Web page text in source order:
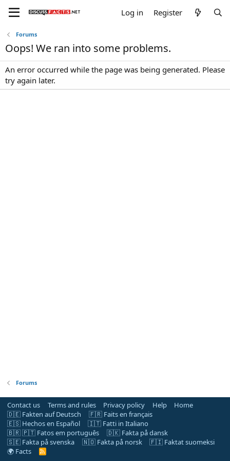
Log in Register
Forums
Oops! We ran into some problems.
An error occurred while the page was being generated. Please
try again later.
Forums
Contact us Terms and rules Privacy policy Help
Home
🇩🇪 Fakten auf Deutsch
🇫🇷 Faits en français
🇪🇸 Hechos en Español
🇮🇹 Fatti in Italiano
🇧🇷 🇵🇹 Fatos em português
🇩🇰 Fakta på dansk
🇸🇪 Fakta på svenska
🇳🇴 Fakta på norsk
🇫🇮 Faktat suomeksi
🌍 Facts
R